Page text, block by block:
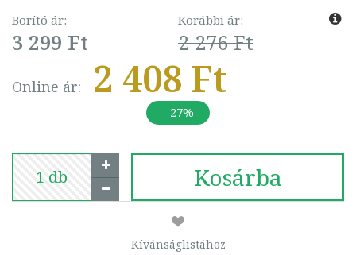
Borító ár:
3 299 Ft
Korábbi ár:
2 276 Ft
Online ár: 2 408 Ft
- 27%
Kosárba
Kívánságlistához